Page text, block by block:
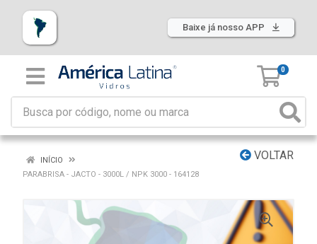
Baixe já nosso APP
0
VOLTAR
INÍCIO
PARABRISA - JACTO - 3000L / NPK 3000 - 164128